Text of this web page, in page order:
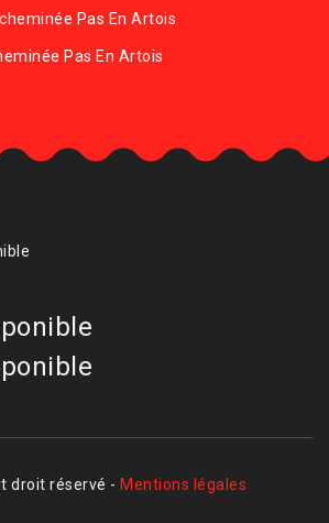
Pas En Artois
Pas En Artois
droit réservé - Mentions légales